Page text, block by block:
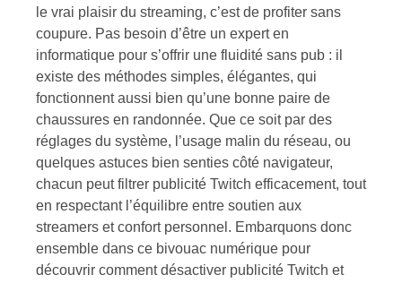
le vrai plaisir du streaming, c’est de profiter sans
coupure. Pas besoin d’être un expert en
informatique pour s’offrir une fluidité sans pub : il
existe des méthodes simples, élégantes, qui
fonctionnent aussi bien qu’une bonne paire de
chaussures en randonnée. Que ce soit par des
réglages du système, l’usage malin du réseau, ou
quelques astuces bien senties côté navigateur,
chacun peut filtrer publicité Twitch efficacement, tout
en respectant l’équilibre entre soutien aux
streamers et confort personnel. Embarquons donc
ensemble dans ce bivouac numérique pour
découvrir comment désactiver publicité Twitch et